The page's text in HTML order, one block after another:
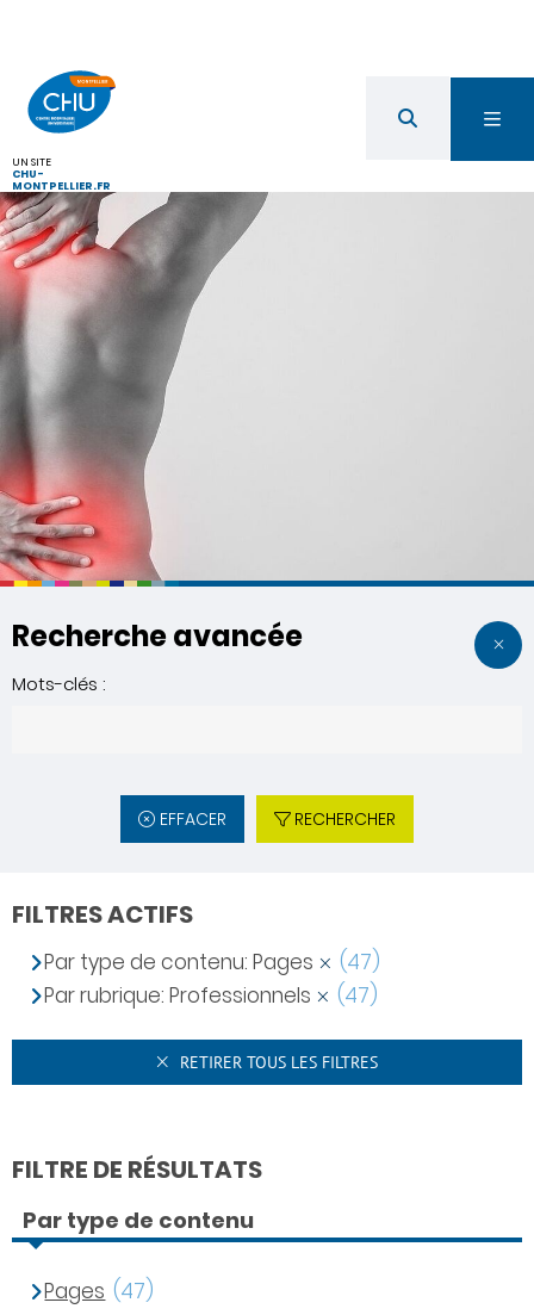
UN SITE
CHU-
MONTPELLIER.FR
Recherche avancée
Mots-clés :
EFFACER RECHERCHER
FILTRES ACTIFS
Par type de contenu: Pages
(47)
Par rubrique: Professionnels
(47)
RETIRER TOUS LES FILTRES
FILTRE DE RÉSULTATS
Par type de contenu
Pages (47)